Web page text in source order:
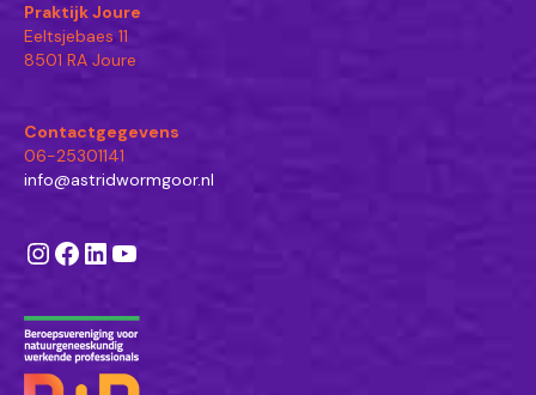
Praktijk Joure
Eeltsjebaes 11
8501 RA Joure
Contactgegevens
06-25301141
info@astridwormgoor.nl
Instagram
Facebook
LinkedIn
YouTube